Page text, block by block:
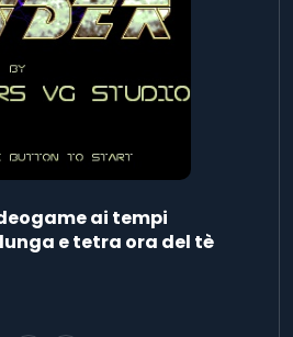
ai tempi
e tetra ora del tè